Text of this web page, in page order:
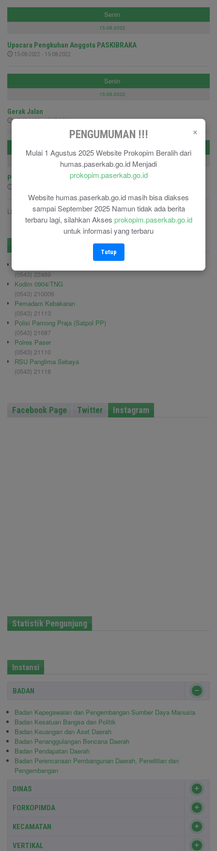
×
PENGUMUMAN !!!
Mulai 1 Agustus 2025 Website Prokopim Beralih dari
humas.paserkab.go.id Menjadi
prokopim.paserkab.go.id
Website humas.paserkab.go.id masih bisa diakses
sampai September 2025 Namun tidak ada berita
terbaru lagi, silahkan Akses prokopim.paserkab.go.id
untuk informasi yang terbaru
Tutup
Senin
15-08-2022
Upacara Pengkuhan Anggota PASKIBRAKA
15-08-2022 - 15-08-2022
Senin
15-08-2022
Gerak Jalan
15-08-2022 - 15-08-2022
09-08-2022
Pelepasan Peserta Jambore Perwakilan Kab.Paser
Lihat semua agenda ....
Pengadaan
(0543) 22469
Kodim 0904/TNG
(0543) 210006
Pemadam Kebakaran
(0543) 21113
Polisi Pamong Praja (Satpol PP)
(0543) 21687
Polres Paser
(0543) 21110
RSU Panglima Sebaya
(0543) 21118
Facebook Page Twitter Instagram
Statistik Pengunjung
Instansi
BADAN
Badan Kepegawaian dan Pengembangan Sumber Daya Manusia
Badan Kesatuan Bangsa dan Politik
Badan Keuangan dan Aset Daerah
Badan Penanggulangan Bencana Daerah
Badan Pendapatan Daerah
Badan Perencanaan Pembangunan Daerah, Penelitian dan
Pengembangan
DINAS
FORKOPIMDA
KECAMATAN
VERTIKAL